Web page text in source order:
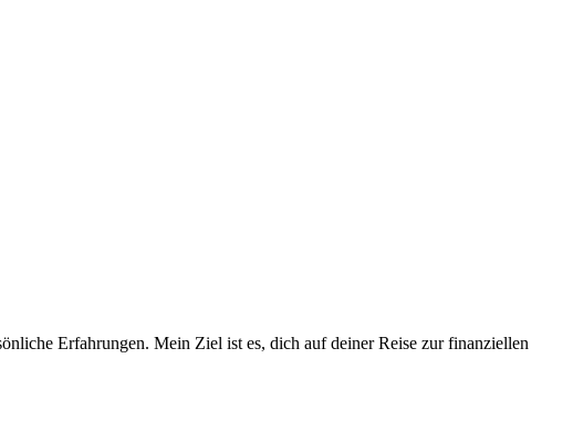
Erfahrungen. Mein Ziel ist es, dich auf deiner Reise zur finanziellen